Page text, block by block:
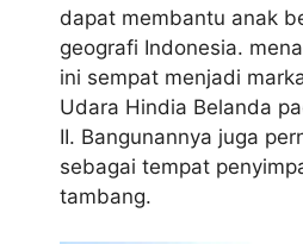
dapat membantu anak
geografi Indonesia.
ini sempat menjadi
Udara Hindia Belanda
II. Bangunannya juga
sebagai tempat
tambang.